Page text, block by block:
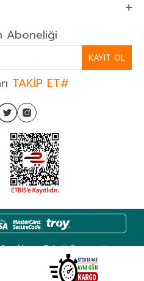
Aboneliği
KAYIT OL
TAKİP ET#
Varan Taksit Seçeneği